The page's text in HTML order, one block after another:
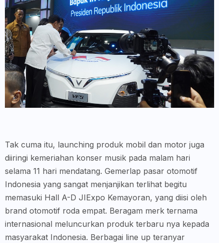
Tak cuma itu, launching produk mobil dan motor juga
diiringi kemeriahan konser musik pada malam hari
selama 11 hari mendatang. Gemerlap pasar otomotif
Indonesia yang sangat menjanjikan terlihat begitu
memasuki Hall A-D JIExpo Kemayoran, yang diisi oleh
brand otomotif roda empat. Beragam merk ternama
internasional meluncurkan produk terbaru nya kepada
masyarakat Indonesia. Berbagai line up teranyar